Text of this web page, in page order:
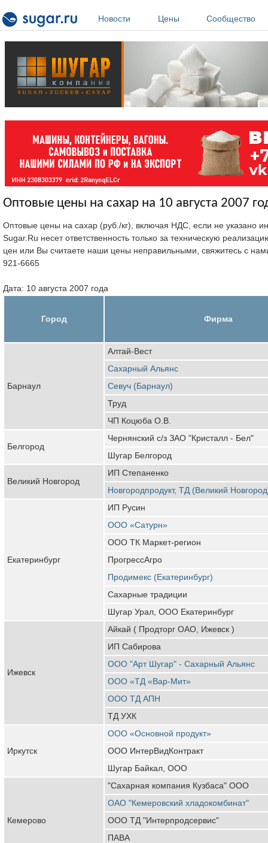
Новости
Цены Сообщество
Оптовые цены на сахар на 10 августа 2007
Оптовые цены на сахар (руб./кг), включая НДС, если не указано
Sugar.Ru несет ответственность только за техническую
цен или Вы считаете наши цены неправильными, свяжитесь с
921-6665
Дата: 10 августа 2007 года
Город Фирма
Барнаул
Алтай-Вест
Сахарный Альянс
Севуч (Барнаул)
Труд
ЧП Коцюба О.В.
Белгород
Чернянский с/з ЗАО "Кристалл - Бел"
Шугар Белгород
Великий Новгород
ИП Степаненко
Новгородпродукт, ТД (Великий
Екатеринбург
ИП Русин
ООО «Сатурн»
ООО ТК Маркет-регион
ПрогрессАгро
Продимекс (Екатеринбург)
Сахарные традиции
Шугар Урал, ООО Екатеринбург
Ижевск
Айкай ( Продторг ОАО, Ижевск )
ИП Сабирова
ООО "Арт Шугар" - Сахарный Альянс
ООО «ТД «Вар-Мит»
ООО ТД АПН
ТД УХК
Иркутск
ООО «Основной продукт»
ООО ИнтерВидКонтракт
Шугар Байкал, ООО
Кемерово
"Сахарная компания Кузбаса" ООО
ОАО "Кемеровский хладокомбинат"
ООО ТД "Интерпродсервис"
ПАВА